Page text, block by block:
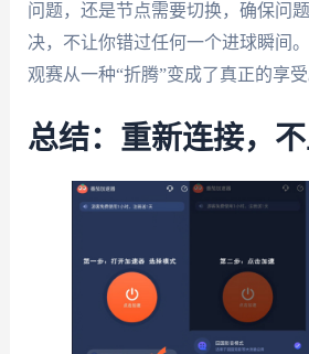
问题，还是节点需要切换，确保问
决，不让你错过任何一个进球瞬间
观赛从一种“折腾”变成了真正的享受
总结：重新连接，